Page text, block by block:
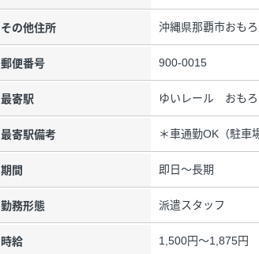
その他住所 沖縄県那覇市おも
郵便番号 900-0015
最寄駅 ゆいレール おも
最寄駅備考 ＊車通勤OK（駐車
期間 即日～長期
勤務形態 派遣スタッフ
時給 1,500円～1,875円